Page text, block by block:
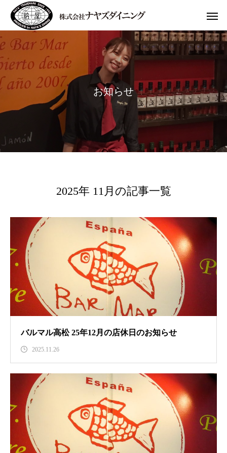
お知らせ
2025年 11月の記事一覧
バルマル高松 25年12月の店休日のお知らせ
2025.11.26